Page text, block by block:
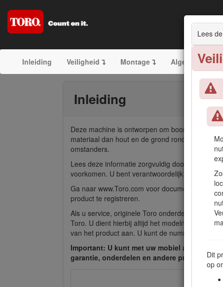
Lees
Dit
op
Inleiding Veiligheid Montage Algemeen
Inleiding
Deze machine is ontworpen om boomstronken
materiaal dan hout en de grond rond een
omstanders.
Lees deze informatie zorgvuldig door, zodat u
voorkomen. U bent verantwoordelijk voor het
Ga naar www.Toro.com voor documentatie
product te registreren.
Als u service, originele Toro onderdelen of
Toro. U dient hierbij altijd het modelnummer en
van het product aan. U kunt de nummers
Important: U kunt met uw mobiel apparaat
garantie, onderdelen en andere